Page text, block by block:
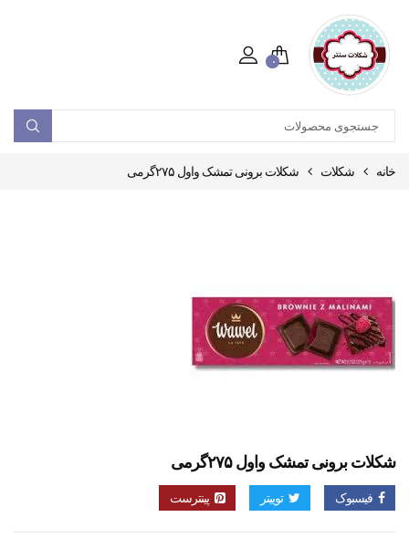
۰
خانه شکلات شکلات برونی تمشک واول ۲۷۵گرمی
شکلات برونی تمشک واول ۲۷۵گرمی
فیسبوک توییتر پینترست